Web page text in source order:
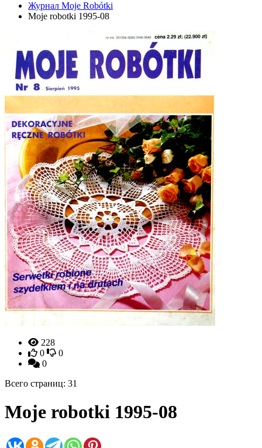
Журнал Moje Robótki
Moje robotki 1995-08
228
0
0
0
Всего страниц: 31
Moje robotki 1995-08